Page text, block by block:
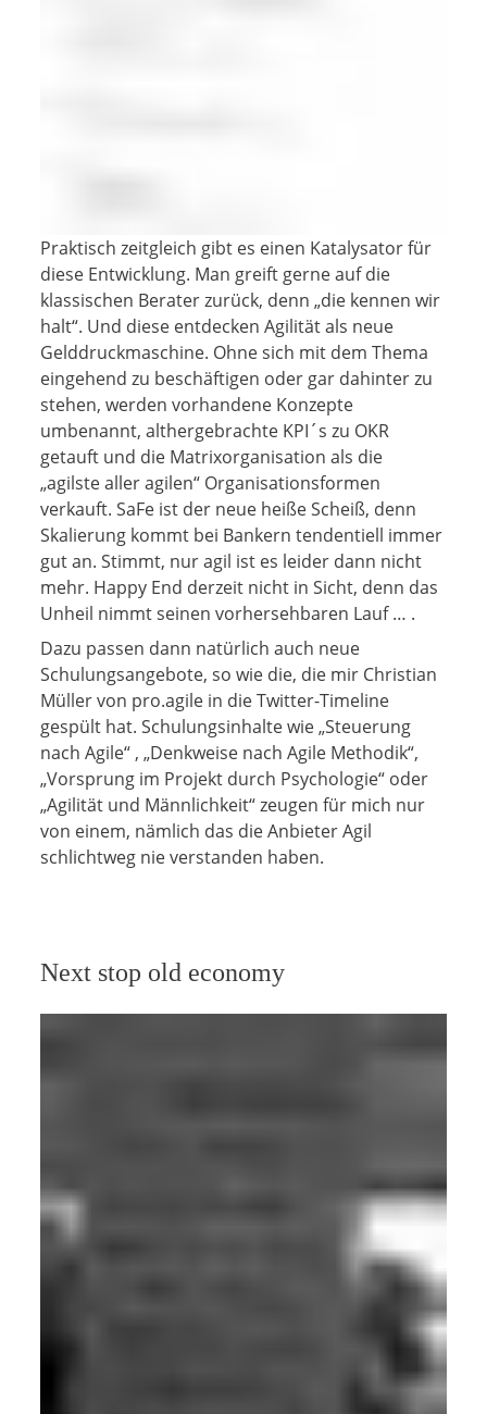
Praktisch zeitgleich gibt es einen Katalysator für
diese Entwicklung. Man greift gerne auf die
klassischen Berater zurück, denn „die kennen wir
halt“. Und diese entdecken Agilität als neue
Gelddruckmaschine. Ohne sich mit dem Thema
eingehend zu beschäftigen oder gar dahinter zu
stehen, werden vorhandene Konzepte
umbenannt, althergebrachte KPI´s zu OKR
getauft und die Matrixorganisation als die
„agilste aller agilen“ Organisationsformen
verkauft. SaFe ist der neue heiße Scheiß, denn
Skalierung kommt bei Bankern tendentiell immer
gut an. Stimmt, nur agil ist es leider dann nicht
mehr. Happy End derzeit nicht in Sicht, denn das
Unheil nimmt seinen vorhersehbaren Lauf … .
Dazu passen dann natürlich auch neue
Schulungsangebote, so wie die, die mir Christian
Müller von pro.agile in die Twitter-Timeline
gespült hat. Schulungsinhalte wie „Steuerung
nach Agile“ , „Denkweise nach Agile Methodik“,
„Vorsprung im Projekt durch Psychologie“ oder
„Agilität und Männlichkeit“ zeugen für mich nur
von einem, nämlich das die Anbieter Agil
schlichtweg nie verstanden haben.
Next stop old economy